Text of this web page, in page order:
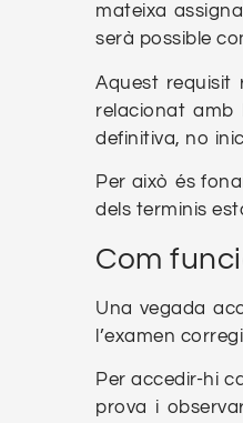
mateixa
serà possible
Aquest requisit
relacionat amb
definitiva, no
Per això és
dels terminis
Com
Una vegada
l’examen
Per accedir-hi
prova i